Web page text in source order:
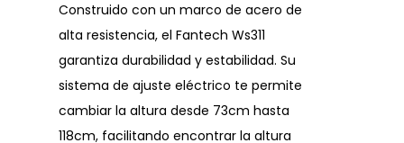
Construido con un marco de acero de
alta resistencia, el Fantech Ws311
garantiza durabilidad y estabilidad. Su
sistema de ajuste eléctrico te permite
cambiar la altura desde 73cm hasta
118cm, facilitando encontrar la altura